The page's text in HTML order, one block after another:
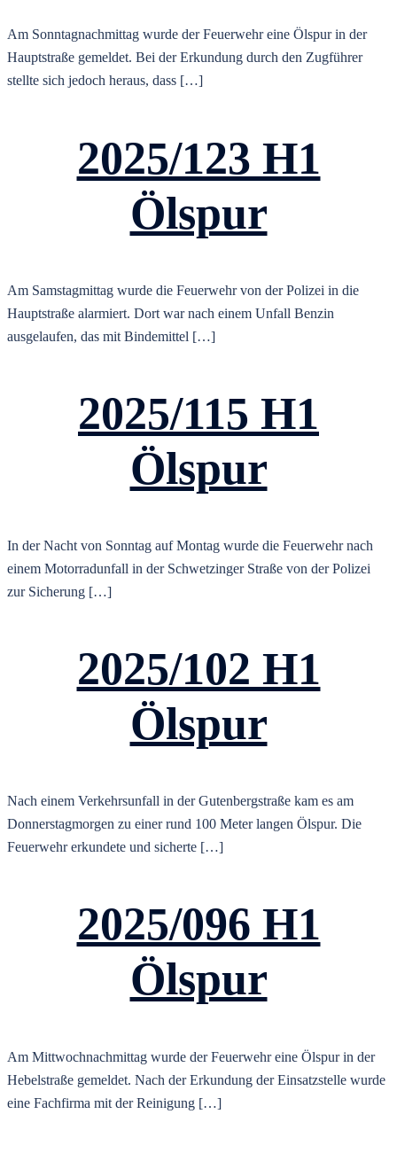
Am Sonntagnachmittag wurde der Feuerwehr eine Ölspur in der
Hauptstraße gemeldet. Bei der Erkundung durch den Zugführer
stellte sich jedoch heraus, dass […]
2025/123 H1
Ölspur
Am Samstagmittag wurde die Feuerwehr von der Polizei in die
Hauptstraße alarmiert. Dort war nach einem Unfall Benzin
ausgelaufen, das mit Bindemittel […]
2025/115 H1
Ölspur
In der Nacht von Sonntag auf Montag wurde die Feuerwehr nach
einem Motorradunfall in der Schwetzinger Straße von der Polizei
zur Sicherung […]
2025/102 H1
Ölspur
Nach einem Verkehrsunfall in der Gutenbergstraße kam es am
Donnerstagmorgen zu einer rund 100 Meter langen Ölspur. Die
Feuerwehr erkundete und sicherte […]
2025/096 H1
Ölspur
Am Mittwochnachmittag wurde der Feuerwehr eine Ölspur in der
Hebelstraße gemeldet. Nach der Erkundung der Einsatzstelle wurde
eine Fachfirma mit der Reinigung […]